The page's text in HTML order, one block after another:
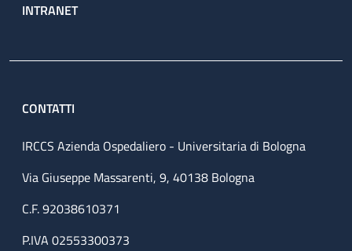
INTRANET
CONTATTI
IRCCS Azienda Ospedaliero - Universitaria di Bologna
Via Giuseppe Massarenti, 9, 40138 Bologna
C.F. 92038610371
P.IVA 02553300373